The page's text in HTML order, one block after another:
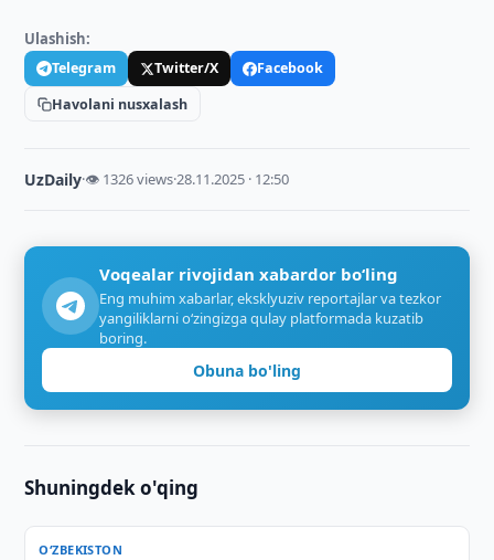
Ulashish:
Telegram Twitter/X
Facebook
Havolani nusxalash
UzDaily·👁 1326 views·28.11.2025 · 12:50
Voqealar rivojidan xabardor bo‘ling
Eng muhim xabarlar, eksklyuziv reportajlar va tezkor
yangiliklarni o‘zingizga qulay platformada kuzatib
boring.
Obuna bo'ling
Shuningdek o'qing
O‘ZBEKISTON